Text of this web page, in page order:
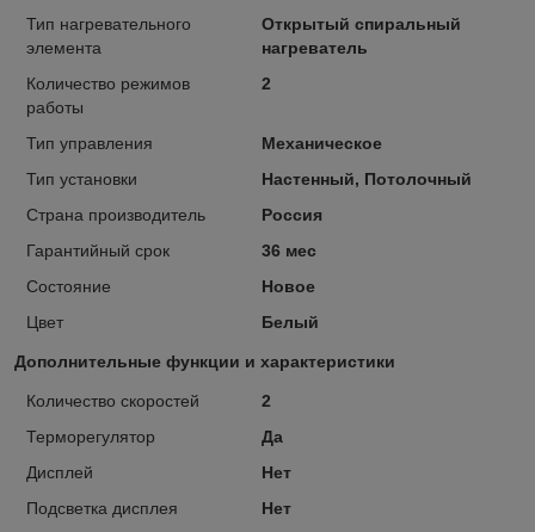
Тип нагревательного
элемента
Открытый спиральный
нагреватель
Количество режимов
работы
2
Тип управления
Механическое
Тип установки
Настенный, Потолочный
Страна производитель
Россия
Гарантийный срок
36 мес
Состояние
Новое
Цвет
Белый
Дополнительные функции и характеристики
Количество скоростей
2
Терморегулятор
Да
Дисплей
Нет
Подсветка дисплея
Нет